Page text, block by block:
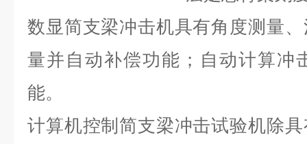
数显简支梁冲击机具有角度测量
量并自动补偿功能；自动计算冲
能。
计算机控制简支梁冲击试验机除